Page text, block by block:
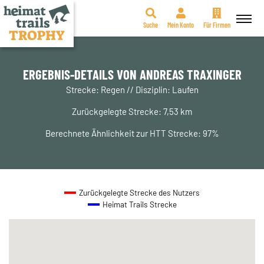
Zum
springen
Suche Mein Konto Für Firmen
ERGEBNIS-DETAILS VON ANDREAS TRAXINGER
Strecke: Regen // Disziplin: Laufen
Zurückgelegte Strecke: 7,53 km
Berechnete Ähnlichkeit zur HTT Strecke: 97%
Zurückgelegte Strecke des Nutzers
Heimat Trails Strecke